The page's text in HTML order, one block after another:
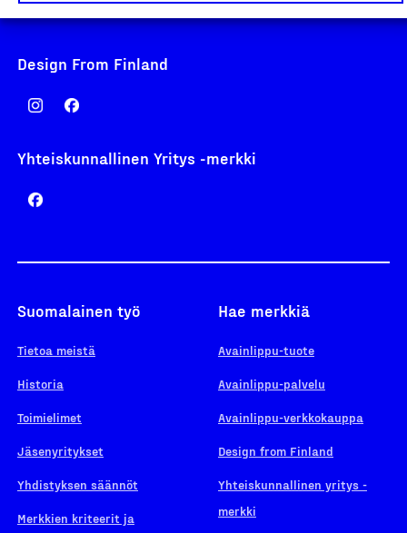
Design From Finland
Yhteiskunnallinen Yritys -merkki
Suomalainen työ
Tietoa meistä
Historia
Toimielimet
Jäsenyritykset
Yhdistyksen säännöt
Merkkien kriteerit ja
Hae merkkiä
Avainlippu-tuote
Avainlippu-palvelu
Avainlippu-verkkokauppa
Design from Finland
Yhteiskunnallinen yritys -
merkki